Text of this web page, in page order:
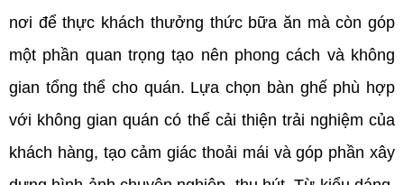
nơi để thực khách thưởng thức bữa ăn mà còn góp
một phần quan trọng tạo nên phong cách và không
gian tổng thể cho quán. Lựa chọn bàn ghế phù hợp
với không gian quán có thể cải thiện trải nghiệm của
khách hàng, tạo cảm giác thoải mái và góp phần xây